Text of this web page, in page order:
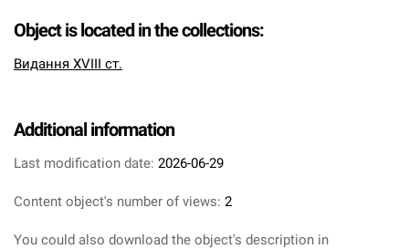
Object is located in the collections:
Видання XVIII ст.
Additional information
Last modification date: 2026-06-29
Content object's number of views: 2
You could also download the object's description in